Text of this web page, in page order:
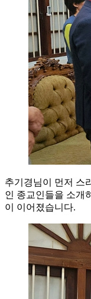
추기경님이 먼저 스
인 종교인들을 소개
이 이어졌습니다.